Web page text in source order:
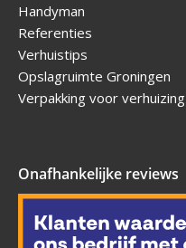
Handyman
Referenties
Verhuistips
Opslagruimte Groningen
Verpakking voor verhuizing
Onafhankelijke reviews